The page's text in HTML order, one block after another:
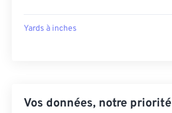
Yards à inches
Vos données, notre priorité